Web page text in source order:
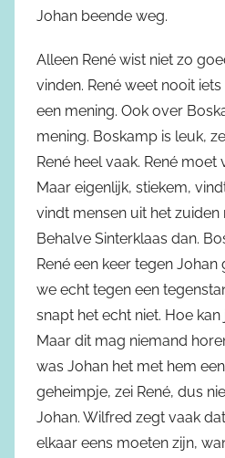
Johan beende weg.
Alleen René wist niet zo
vinden. René weet nooit
een mening. Ook over
mening. Boskamp is leuk,
René heel vaak. René
Maar eigenlijk, stiekem,
vindt mensen uit het zuiden
Behalve Sinterklaas dan.
René een keer tegen
we echt tegen een
snapt het echt niet. Hoe
Maar dit mag niemand
was Johan het met hem
geheimpje, zei René, dus
Johan. Wilfred zegt vaak
elkaar eens moeten zijn,